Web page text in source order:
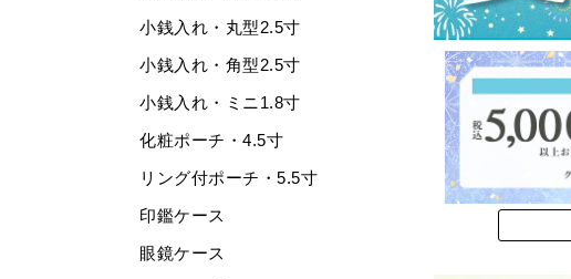
小銭入れ・丸型2.5寸
小銭入れ・角型2.5寸
小銭入れ・ミニ1.8寸
化粧ポーチ・4.5寸
リング付ポーチ・5.5寸
印鑑ケース
眼鏡ケース